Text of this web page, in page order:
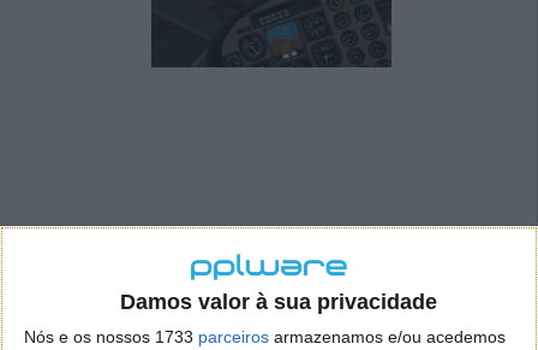
Damos valor à sua privacidade
Nós e os nossos 1733 parceiros armazenamos e/ou acedemos
VisiPics 1.10
23 FEV 2007 ·SOFTWARE 3 COMENTÁRIOS